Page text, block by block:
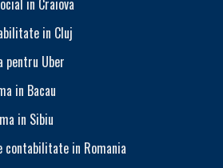
in Craiova
in Cluj
Uber
in Bacau
in Sibiu
in Romania